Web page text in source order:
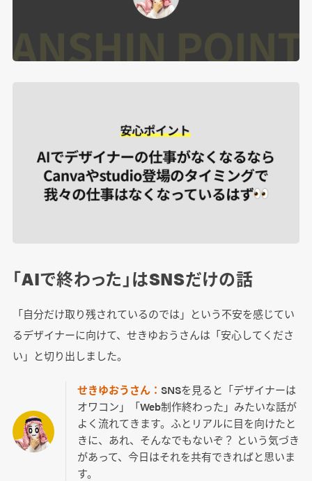
「AIで終わった」はSNSだけの話
「自分だけ取り残されているのでは」という不安を感じてい
るデザイナーに向けて、せきゆおうさんは「安心してくださ
い」と切り出しました。
せきゆおうさん： SNSを見ると「デザイナーは
オワコン」「Web制作終わった」みたいな話が
よく流れてきます。ふとリアルに目を向けたと
きに、あれ、そんなでもないぞ？ という気づき
があって、今日はそれを共有できればと思いま
す。